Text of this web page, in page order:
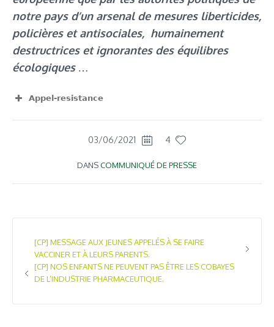
notre pays d’un arsenal de mesures liberticides,
policières et antisociales, humainement
destructrices et ignorantes des équilibres
écologiques…
Appel-resistance
View Fullscreen
03/06/2021 4
DANSCOMMUNIQUÉ DE PRESSE
[CP] MESSAGE AUX JEUNES APPELÉS À SE FAIRE
VACCINER ET À LEURS PARENTS.
[CP] NOS ENFANTS NE PEUVENT PAS ÊTRE LES COBAYES
DE L’INDUSTRIE PHARMACEUTIQUE.